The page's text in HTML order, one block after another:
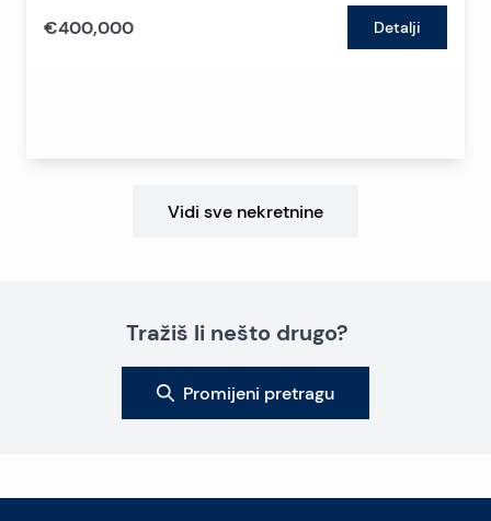
€400,000 Detalji
Vidi sve nekretnine
Tražiš li nešto drugo?
Promijeni pretragu